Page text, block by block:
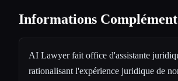
Informations
AI Lawyer fait office d'assistante
rationalisant l'expérience juridique de